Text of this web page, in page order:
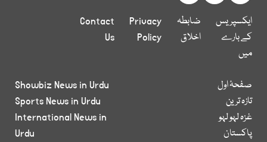
ایکسپریس
کے بارے
میں
ضابطہ
اخلاق
Privacy
Policy
Contact
Us
صفحۂ اول
تازہ ترین
غزہ لہو لہو
پاکستان
Showbiz News in Urdu
Sports News in Urdu
International News in
Urdu